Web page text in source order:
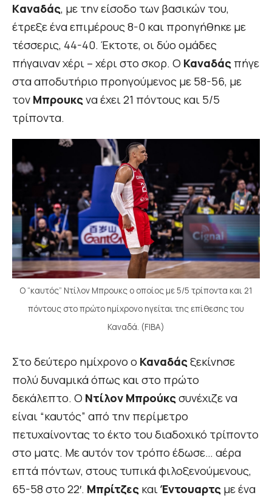
Kαναδάς, με την είσοδο των βασικών του,
έτρεξε ένα επιμέρους 8-0 και προηγήθηκε με
τέσσερις, 44-40. Έκτοτε, οι δύο ομάδες
πήγαιναν χέρι – χέρι στο σκορ. O Καναδάς πήγε
στα αποδυτήριο προηγούμενος με 58-56, με
τον Μπρουκς να έχει 21 πόντους και 5/5
τρίποντα.
O “καυτός” Ντίλον Μπρουκς ο οποίος με 5/5 τρίποντα και 21
πόντους στο πρώτο ημίχρονο ηγείται της επίθεσης του
Καναδά. (FIBA)
Στο δεύτερο ημίχρονο ο Καναδάς ξεκίνησε
πολύ δυναμικά όπως και στο πρώτο
δεκάλεπτο. Ο Ντίλον Μπρούκς συνέχιζε να
είναι “καυτός” από την περίμετρο
πετυχαίνοντας το έκτο του διαδοχικό τρίποντο
στο ματς. Με αυτόν τον τρόπο έδωσε… αέρα
επτά πόντων, στους τυπικά φιλοξενούμενους,
65-58 στο 22′. Μπρίτζες καιΈντουαρτς με ένα